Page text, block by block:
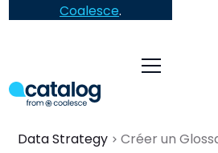
Coalesce.
Data Strategy Créer un